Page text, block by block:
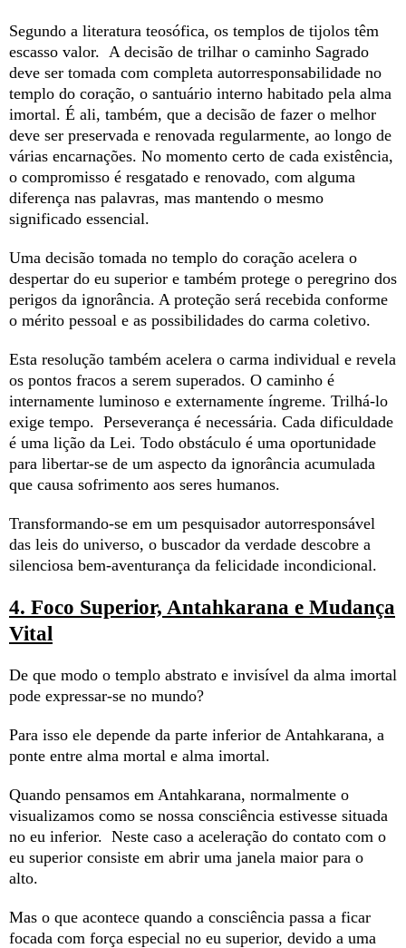
Segundo a literatura teosófica, os templos de tijolos têm
escasso valor. A decisão de trilhar o caminho Sagrado
deve ser tomada com completa autorresponsabilidade no
templo do coração, o santuário interno habitado pela alma
imortal. É ali, também, que a decisão de fazer o melhor
deve ser preservada e renovada regularmente, ao longo de
várias encarnações. No momento certo de cada existência,
o compromisso é resgatado e renovado, com alguma
diferença nas palavras, mas mantendo o mesmo
significado essencial.
Uma decisão tomada no templo do coração acelera o
despertar do eu superior e também protege o peregrino dos
perigos da ignorância. A proteção será recebida conforme
o mérito pessoal e as possibilidades do carma coletivo.
Esta resolução também acelera o carma individual e revela
os pontos fracos a serem superados. O caminho é
internamente luminoso e externamente íngreme. Trilhá-lo
exige tempo. Perseverança é necessária. Cada dificuldade
é uma lição da Lei. Todo obstáculo é uma oportunidade
para libertar-se de um aspecto da ignorância acumulada
que causa sofrimento aos seres humanos.
Transformando-se em um pesquisador autorresponsável
das leis do universo, o buscador da verdade descobre a
silenciosa bem-aventurança da felicidade incondicional.
4. Foco Superior, Antahkarana e Mudança
Vital
De que modo o templo abstrato e invisível da alma imortal
pode expressar-se no mundo?
Para isso ele depende da parte inferior de Antahkarana, a
ponte entre alma mortal e alma imortal.
Quando pensamos em Antahkarana, normalmente o
visualizamos como se nossa consciência estivesse situada
no eu inferior. Neste caso a aceleração do contato com o
eu superior consiste em abrir uma janela maior para o
alto.
Mas o que acontece quando a consciência passa a ficar
focada com força especial no eu superior, devido a uma